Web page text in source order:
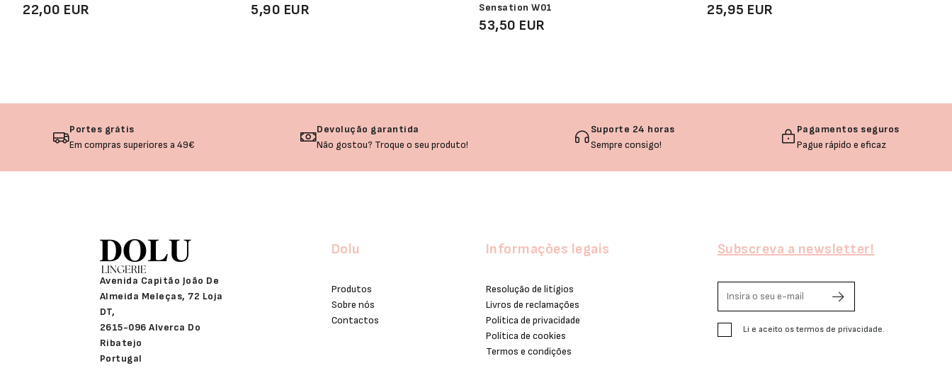
22,00 EUR 5,90 EUR
Sensation W01
53,50 EUR
25,95 EUR
Portes grátis
Em compras superiores a 49€
Devolução garantida
Não gostou? Troque o seu produto!
Suporte 24 horas
Sempre consigo!
Pagamentos seguros
Pague rápido e eficaz
Avenida Capitão João De
Almeida Meleças, 72 Loja
DT,
2615-096 Alverca Do
Ribatejo
Portugal
Dolu
Produtos
Sobre nós
Contactos
Informações legais
Resolução de litígios
Livros de reclamações
Política de privacidade
Política de cookies
Termos e condições
Subscreva a newsletter!
Li e aceito os termos de privacidade.